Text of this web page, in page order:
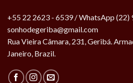
+55 22 2623 - 6539 / WhatsApp (22)
sonhodegeriba@gmail.com
Rua Vieira Câmara, 231, Geribá.
Janeiro, Brazil.